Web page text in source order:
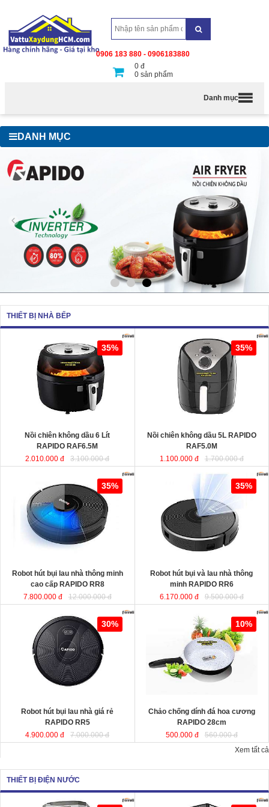
0906 183 880 - 0906183880
0 đ
0 sản phẩm
Danh mục
DANH MỤC
THIẾT BỊ NHÀ BẾP
Nồi chiên không dầu 6 Lít RAPIDO
sử dụng chất liệu nhựa
ABS an toàn và bền bỉ. Ngoài ra,
lòng nồi được sản xuất từ chất liệu
thép không gỉ phủ men chống dính,
giúp cho thực phẩm không bị dính,
vỡ nát trong quá trình chiên, rán…
35%
Nồi chiên không dầu 6 Lít
RAPIDO RAF6.5M
2.010.000 đ
3.100.000 đ
Nồi chiên không dầu 5L RAPIDO
35%
Nồi chiên không dầu 5L RAPIDO
RAF5.0M
1.100.000 đ
1.700.000 đ
Robot hút bụi lau nhà thông minh
cao cấp RAPIDO RR8
35%
Robot hút bụi lau nhà thông minh
cao cấp RAPIDO RR8
7.800.000 đ
12.000.000 đ
Robot hút bụi và lau nhà thông minh
35%
Robot hút bụi và lau nhà thông
minh RAPIDO RR6
6.170.000 đ
9.500.000 đ
Robot hút bụi lau nhà giá rẻ
RAPIDO RR5
30%
Robot hút bụi lau nhà giá rẻ
RAPIDO RR5
4.900.000 đ
7.000.000 đ
Chảo chống dính đá hoa cương
chất liệu nhôm đúc
nguyên khối giữ nhiệt tốt, thiết kế
hiện đại tiết kiệt năng lượng giúp
món ăn chín đều và nhanh hơn.
10%
Chảo chống dính đá hoa cương
RAPIDO 28cm
500.000 đ
560.000 đ
Xem tất cả
THIẾT BỊ ĐIỆN NƯỚC
Quạt hơi nước công suất lớn
Quạt làm mát công suất lớn